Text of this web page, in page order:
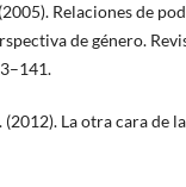
Relaciones de
de género.
(2012). La otra cara de